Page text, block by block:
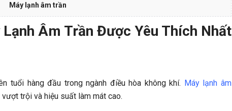
Máy lạnh âm trần
Âm Trần Được Yêu Thích Nhất
tuổi hàng đầu trong ngành điều hòa không khí. Máy lạnh âm
trội và hiệu suất làm mát cao.